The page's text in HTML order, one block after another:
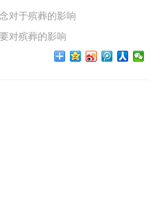
对于殡葬的影响
对殡葬的影响